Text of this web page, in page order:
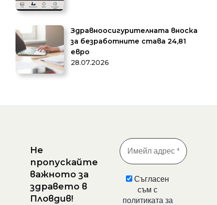
Здравноосигурителната вноска
за безработните става 24,81
евро
28.07.2026
Не
пропускайте
важното за
здравето в
Пловдив!
Съгласен
съм с
политиката за